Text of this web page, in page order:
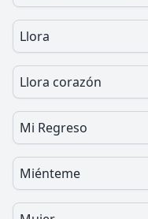
Llora
Llora corazón
Mi Regreso
Miénteme